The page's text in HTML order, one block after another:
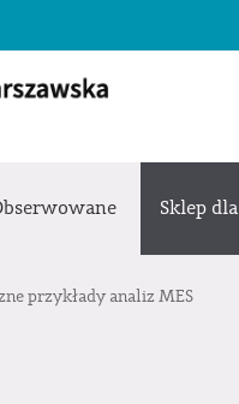
Sklep
przykłady analiz MES